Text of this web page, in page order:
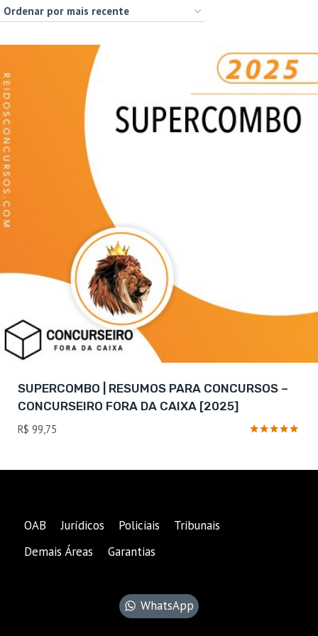
SUPERCOMBO | RESUMOS PARA CONCURSOS –
CONCURSEIRO FORA DA CAIXA [2025]
R$ 99,75
OAB Jurídicos Policiais
Tribunais
Demais Áreas
Garantias
WhatsApp